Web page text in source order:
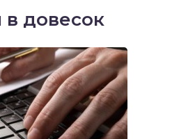
довесок